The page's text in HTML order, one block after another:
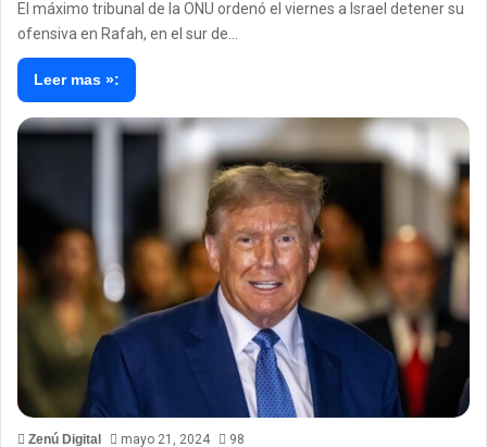
El máximo tribunal de la ONU ordenó el viernes a Israel detener su
ofensiva en Rafah, en el sur de…
Leer mas »:
Zenú Digital mayo 21, 2024 98